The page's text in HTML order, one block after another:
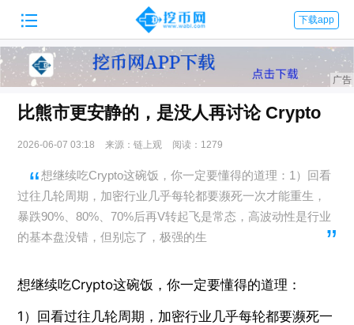
 下载app
比熊市更安静的，是没人再讨论 Crypto
2026-06-07 03:18 来源：链上观 阅读：1279
想继续吃Crypto这碗饭，你一定要懂得的道理：1）回看
过往几轮周期，加密行业几乎每轮都要濒死一次才能重生，
暴跌90%、80%、70%后再V转起飞是常态，高波动性是行业
的基本盘没错，但别忘了，极强的生
想继续吃Crypto这碗饭，你一定要懂得的道理：
1）回看过往几轮周期，加密行业几乎每轮都要濒死一